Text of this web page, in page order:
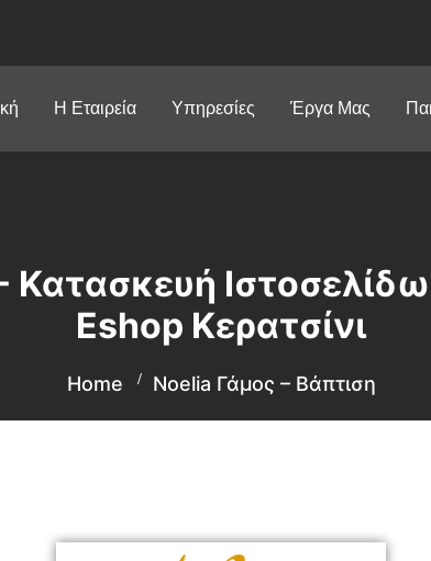
Η Εταιρεία Υπηρεσίες Έργα Μας
Eshop Κερατσίνι
Home Noelia Γάμος – Βάπτιση